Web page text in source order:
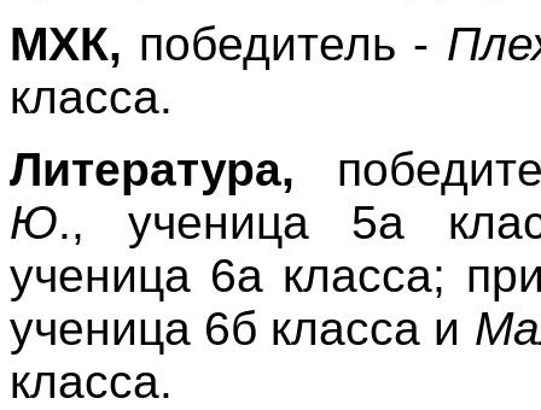
МХК, победитель -
класса.
Литература,
Ю., ученица 5а
ученица 6а класса;
ученица 6б класса и
класса.